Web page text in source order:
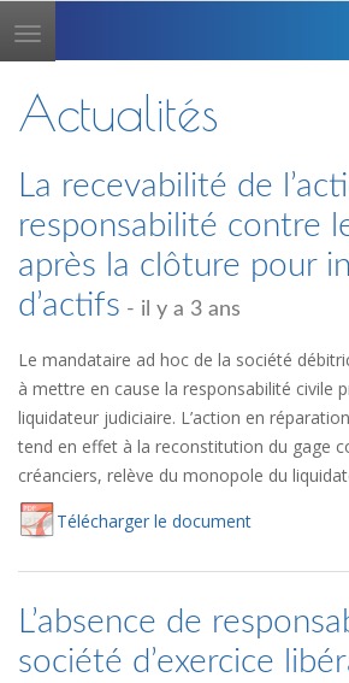
Toggle
navigation
Actualités
La recevabilité de
responsabilité contre
après la clôture pour
d’actifs - il y a 3 ans
Le mandataire ad hoc de la société
à mettre en cause la responsabilité civile
liquidateur judiciaire. L’action en
tend en effet à la reconstitution du gage
créanciers, relève du monopole du
Télécharger le document
L’absence de
société d’exercice